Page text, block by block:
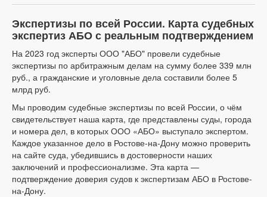
Экспертизы по всей России. Карта судебных
экспертиз АБО с реальным подтверждением
На 2023 год эксперты ООО "АБО" провели судебные
экспертизы по арбитражным делам на сумму более 339 млн
руб., а гражданские и уголовные дела составили более 5
млрд руб.
Мы проводим судебные экспертизы по всей России, о чём
свидетельствует наша карта, где представлены суды, города
и номера дел, в которых ООО «АБО» выступало экспертом.
Каждое указанное дело в Ростове-на-Дону можно проверить
на сайте суда, убедившись в достоверности наших
заключений и профессионализме. Эта карта —
подтверждение доверия судов к экспертизам АБО в Ростове-
на-Дону.